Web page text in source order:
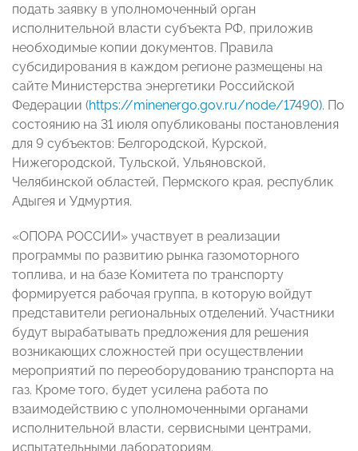
подать заявку в уполномоченный орган
исполнительной власти субъекта РФ, приложив
необходимые копии документов. Правила
субсидирования в каждом регионе размещены на
сайте Министерства энергетики Российской
Федерации (https://minenergo.gov.ru/node/17490). По
состоянию на 31 июля опубликованы постановления
для 9 субъектов: Белгородской, Курской,
Нижегородской, Тульской, Ульяновской,
Челябинской областей, Пермского края, республик
Адыгея и Удмуртия.
«ОПОРА РОССИИ» участвует в реализации
программы по развитию рынка газомоторного
топлива, и на базе Комитета по транспорту
формируется рабочая группа, в которую войдут
представители региональных отделений. Участники
будут вырабатывать предложения для решения
возникающих сложностей при осуществлении
мероприятий по переоборудованию транспорта на
газ. Кроме того, будет усилена работа по
взаимодействию с уполномоченными органами
исполнительной власти, сервисными центрами,
испытательными лабораториям.